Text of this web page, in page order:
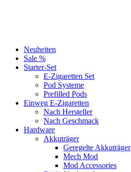
Neuheiten
Sale %
Starter-Set
E-Zigaretten Set
Pod Systeme
Prefilled Pods
Einweg E-Zigaretten
Nach Hersteller
Nach Geschmack
Hardware
Akkuträger
Geregelte Akkuträger
Mech Mod
Mod Accessories